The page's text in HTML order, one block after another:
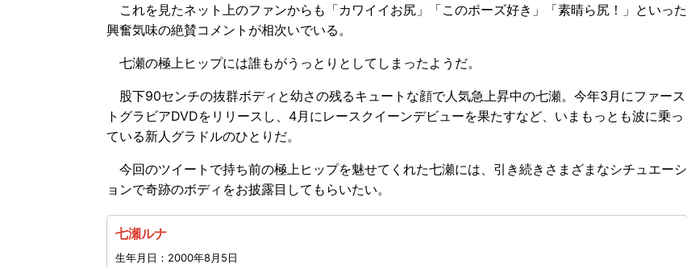
これを見たネット上のファンからも「カワイイお尻」「このポーズ好き」「素晴ら尻！」といった
興奮気味の絶賛コメントが相次いでいる。
七瀬の極上ヒップには誰もがうっとりとしてしまったようだ。
股下90センチの抜群ボディと幼さの残るキュートな顔で人気急上昇中の七瀬。今年3月にファース
トグラビアDVDをリリースし、4月にレースクイーンデビューを果たすなど、いまもっとも波に乗っ
ている新人グラドルのひとりだ。
今回のツイートで持ち前の極上ヒップを魅せてくれた七瀬には、引き続きさまざまなシチュエーシ
ョンで奇跡のボディをお披露目してもらいたい。
七瀬ルナ
生年月日：2000年8月5日